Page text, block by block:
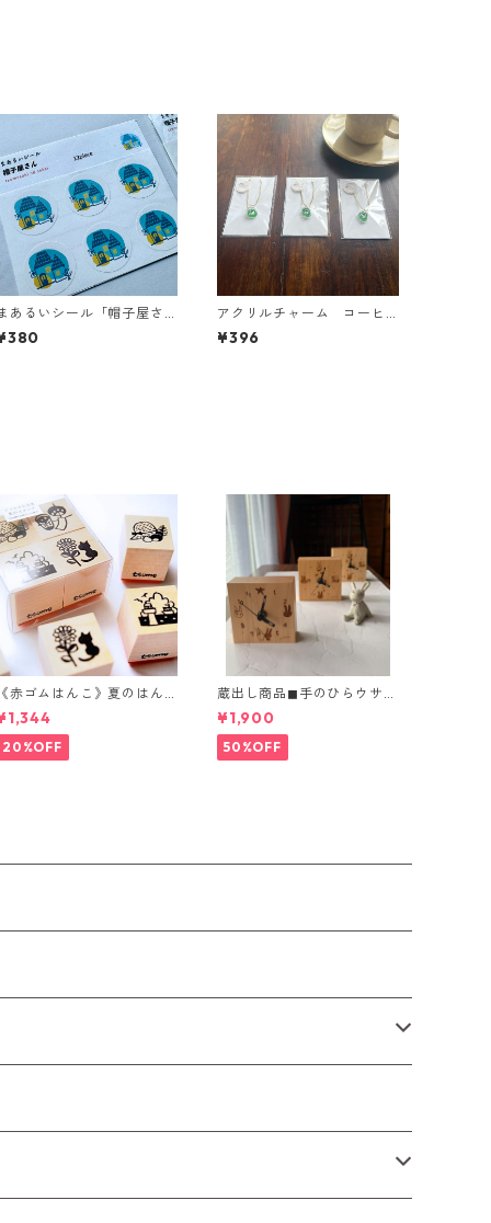
あるいシール「帽子屋さ
」
アクリルチャーム コーヒ
ータイム
¥396
赤ゴムはんこ》夏のはん
つめあわせ
20%OFF
蔵出し商品◼︎手のひらウサギ
時計 2種
¥1,900
50%OFF